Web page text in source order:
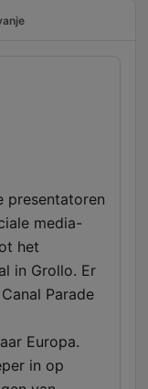
presentatoren
media-
het
in Grollo. Er
Parade
Europa.
in op